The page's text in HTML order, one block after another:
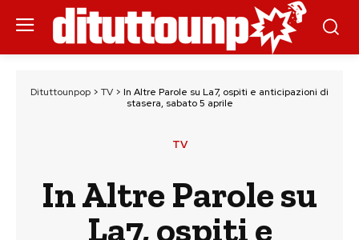
Dituttounpop > TV > In Altre Parole su La7, ospiti e anticipazioni di
stasera, sabato 5 aprile
TV
In Altre Parole su
La7, ospiti e